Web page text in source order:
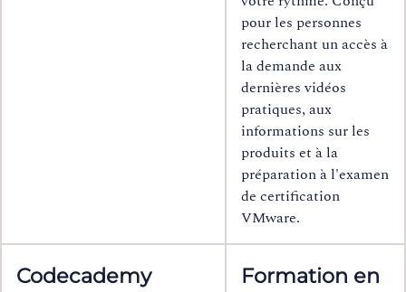
pour les personnes
recherchant un accès à
la demande aux
dernières vidéos
pratiques, aux
informations sur les
produits et à la
préparation à l'examen
de certification
VMware.
Codecademy
Formation en